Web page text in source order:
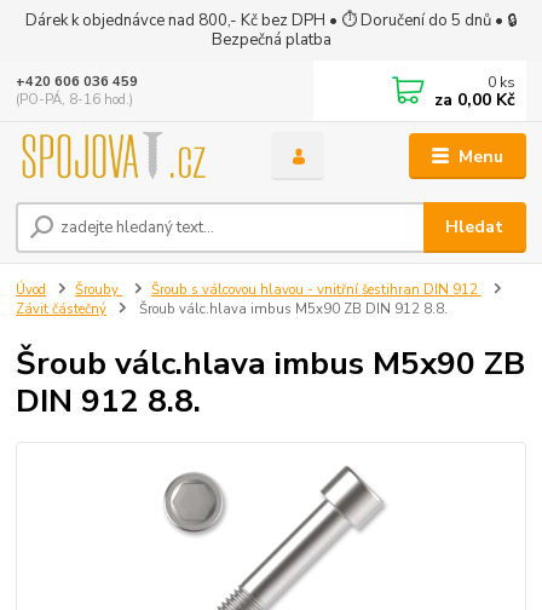
Dárek k objednávce nad 800,- Kč bez DPH • ⏱ Doručení do 5 dnů • 🔒
Bezpečná platba
Menu
Hledat
+420 606 036 459
(PO-PÁ, 8-16 hod.)
0 ks
za 0,00 Kč
Úvod Šrouby
Šroub s válcovou hlavou - vnitřní šestihran DIN 912
Závit částečný
Šroub válc.hlava imbus M5x90 ZB DIN 912 8.8.
Šroub válc.hlava imbus M5x90 ZB
DIN 912 8.8.